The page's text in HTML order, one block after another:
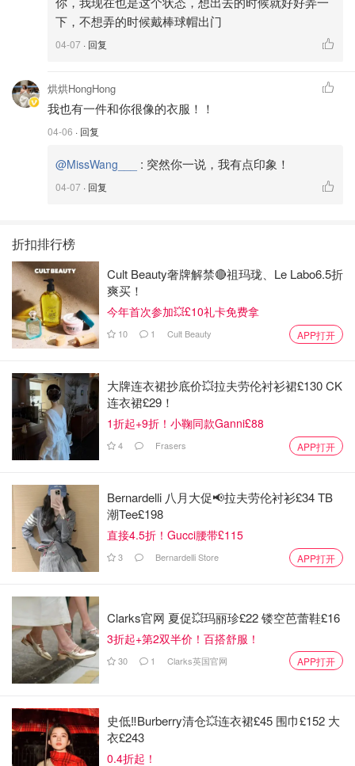
下，不想弄的时候戴棒球帽出门
04-07 · 回复
烘烘HongHong
我也有一件和你很像的衣服！！
04-06 · 回复
@MissWang___ : 突然你一说，我有点印象！
04-07 · 回复
折扣排行榜
Cult Beauty奢牌解禁🔴祖玛珑、Le Labo6.5折
爽买！
今年首次参加💥£10礼卡免费拿
10 1 Cult Beauty APP打开
大牌连衣裙抄底价💥拉夫劳伦衬衫裙£130 CK
连衣裙£29！
1折起+9折！小鞠同款Ganni£88
4 Frasers APP打开
Bernardelli 八月大促📢拉夫劳伦衬衫£34 TB
潮Tee£198
直接4.5折！Gucci腰带£115
3 Bernardelli Store APP打开
Clarks官网 夏促💥玛丽珍£22 镂空芭蕾鞋£16
3折起+第2双半价！百搭舒服！
30 1 Clarks英国官网 APP打开
史低‼️Burberry清仓💥连衣裙£45 围巾£152 大
衣£243
0.4折起！